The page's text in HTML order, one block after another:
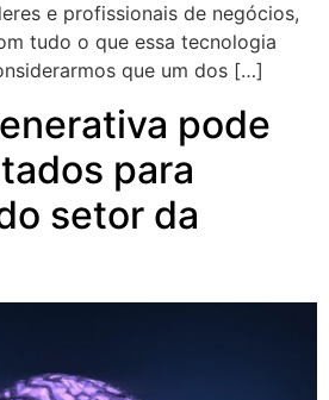
e profissionais de negócios,
tudo o que essa tecnologia
que um dos […]
pode
para
setor da